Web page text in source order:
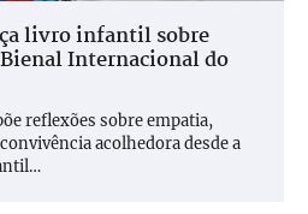
livro infantil sobre
Internacional do
reflexões sobre empatia,
acolhedora desde a